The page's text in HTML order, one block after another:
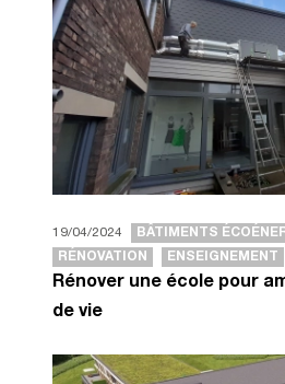
19/04/2024
BÂTIMENTS
RÉNOVATION
ENSEIGNEMENT
Rénover une école pour
de vie